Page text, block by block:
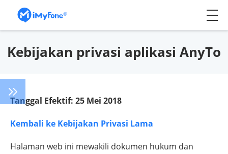
Kebijakan privasi aplikasi AnyTo
Tanggal Efektif: 25 Mei 2018
Kembali ke Kebijakan Privasi Lama
Halaman web ini mewakili dokumen hukum dan